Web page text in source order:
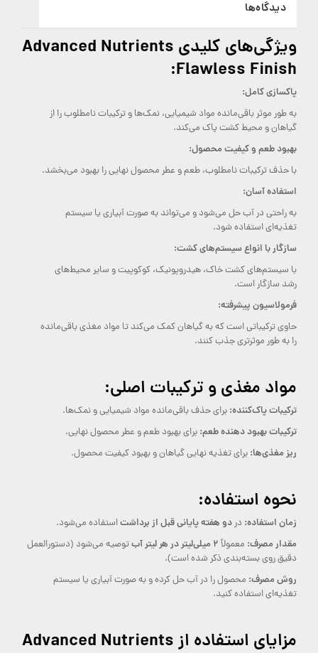
دیدگاه‌ها
ویژگی‌های کلیدی Advanced Nutrients
Flawless Finish:
پاکسازی کامل:
به طور موثر باقی‌مانده مواد شیمیایی، نمک‌ها و ترکیبات نامطلوب را از
گیاهان و محیط کشت پاک می‌کند.
بهبود طعم و کیفیت محصول:
با حذف ترکیبات نامطلوب، طعم و عطر محصول نهایی را بهبود می‌بخشد.
استفاده آسان:
به راحتی در آب حل می‌شود و می‌تواند به صورت آبیاری یا سیستم
تغذیه‌ای استفاده شود.
سازگار با انواع سیستم‌های کشت:
با سیستم‌های کشت خاک، هیدروپونیک، کوکوپیت و سایر محیط‌های
رشد سازگار است.
فرمولاسیون پیشرفته:
حاوی ترکیباتی است که به گیاهان کمک می‌کند تا مواد مغذی باقی‌مانده
را به طور موثرتری جذب کنند.
مواد مغذی و ترکیبات اصلی:
ترکیبات پاک‌کننده: برای حذف باقی‌مانده مواد شیمیایی و نمک‌ها.
ترکیبات بهبود دهنده طعم: برای بهبود طعم و عطر محصول نهایی.
ریز مغذی‌ها: برای تغذیه نهایی گیاهان و بهبود کیفیت محصول.
نحوه استفاده:
زمان استفاده: دردو هفته پایانی قبل از برداشتاستفاده می‌شود.
مقدار مصرف: معمولاً ۲ میلی‌لیتر در هر لیتر آب
توصیه می‌شود (دستورالعمل
دقیق روی بسته‌بندی ذکر شده است).
روش مصرف: محصول را در آب حل کرده و به صورت آبیاری یا سیستم
تغذیه‌ای استفاده کنید.
مزایای استفاده از Advanced Nutrients